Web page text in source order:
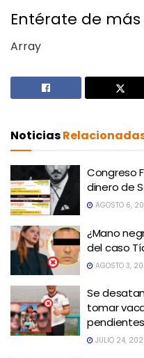
Entérate de más
Array
Noticias
Congreso
dinero de
AGOSTO 6,
¿Mano
del caso
AGOSTO 3,
Se
tomar
JULIO 24,